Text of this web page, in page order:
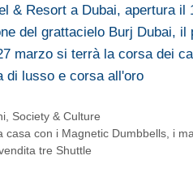
& Resort a Dubai, apertura il
del grattacielo Burj Dubai,
marzo si terrà la corsa dei
di lusso e corsa all'oro
Society & Culture
casa con i Magnetic Dumbbells, i
tre Shuttle